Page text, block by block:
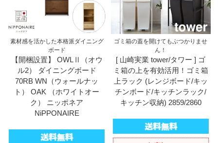
素材感を活かした本格派ダイニング
ボード
【開梱設置】 OWLⅡ（オウ
ル2） ダイニングボード
70RB WN（ウォールナッ
ト） OAK （ホワイトオー
ク） ニッポネア
NiPPONAIRE
ゴミ箱の蓋を開けてもぶつかりませ
ん！
[ 山崎実業 tower/タワー ] ゴ
ミ箱の上を有効活用！ゴミ箱
上ラック (レンジボード/キッ
チンボード/キッチンラック/
キッチン収納) 2859/2860